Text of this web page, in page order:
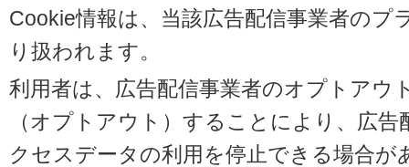
Cookie情報は、当該広告配信事業者のプ
り扱われます。
利用者は、広告配信事業者のオプトアウ
（オプトアウト）することにより、広
クセスデータの利用を停止できる場合が